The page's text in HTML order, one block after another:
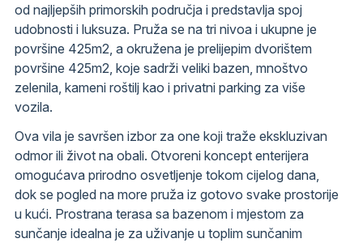
od najljepših primorskih područja i predstavlja spoj
udobnosti i luksuza. Pruža se na tri nivoa i ukupne je
površine 425m2, a okružena je prelijepim dvorištem
površine 425m2, koje sadrži veliki bazen, mnoštvo
zelenila, kameni roštilj kao i privatni parking za više
vozila.
Ova vila je savršen izbor za one koji traže ekskluzivan
odmor ili život na obali. Otvoreni koncept enterijera
omogućava prirodno osvetljenje tokom cijelog dana,
dok se pogled na more pruža iz gotovo svake prostorije
u kući. Prostrana terasa sa bazenom i mjestom za
sunčanje idealna je za uživanje u toplim sunčanim